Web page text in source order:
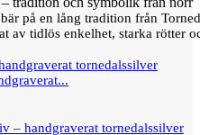
på en lång tradition från
av tidlös enkelhet, starka rötter